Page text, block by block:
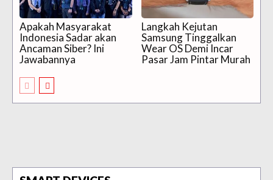
Apakah Masyarakat
Indonesia Sadar akan
Ancaman Siber? Ini
Jawabannya
Langkah Kejutan
Samsung Tinggalkan
Wear OS Demi Incar
Pasar Jam Pintar Murah